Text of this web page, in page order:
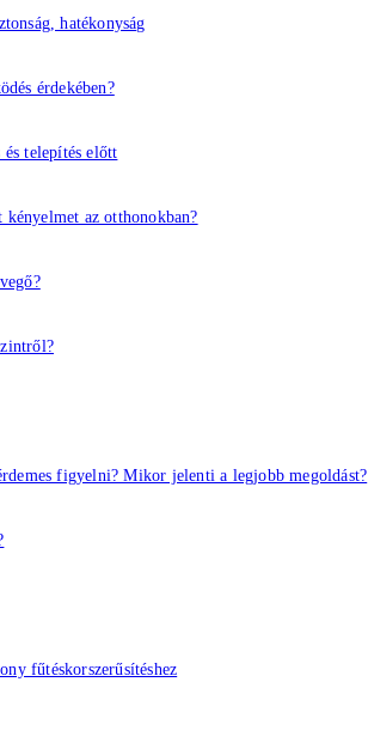
hatékonyság
érdekében?
telepítés előtt
az otthonokban?
figyelni? Mikor jelenti a legjobb megoldást?
fűtéskorszerűsítéshez